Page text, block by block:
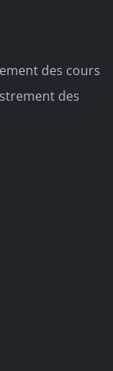
des cours
des